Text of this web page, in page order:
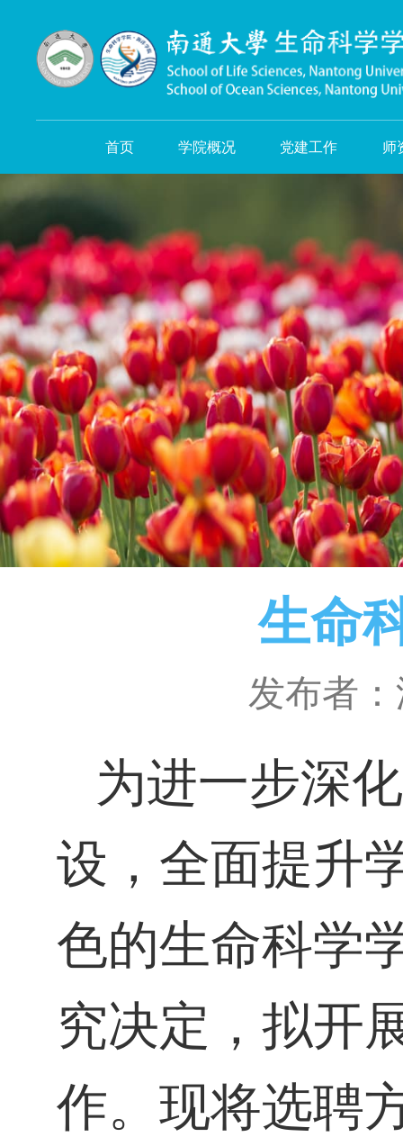
首页 学院概况 党建工作
生命
发布者
为进一步深
设，全面提升
色的生命科学
究决定，拟开
作。现将选聘